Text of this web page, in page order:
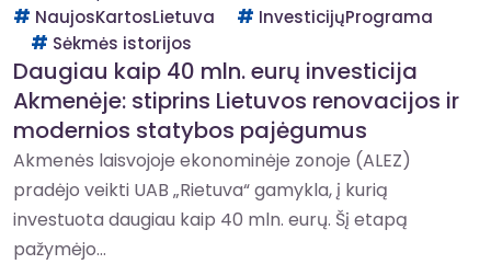
NaujosKartosLietuva
InvesticijųPrograma
Sėkmės istorijos
Daugiau kaip 40 mln. eurų investicija
Akmenėje: stiprins Lietuvos renovacijos ir
modernios statybos pajėgumus
Akmenės laisvojoje ekonominėje zonoje (ALEZ)
pradėjo veikti UAB „Rietuva“ gamykla, į kurią
investuota daugiau kaip 40 mln. eurų. Šį etapą
pažymėjo...